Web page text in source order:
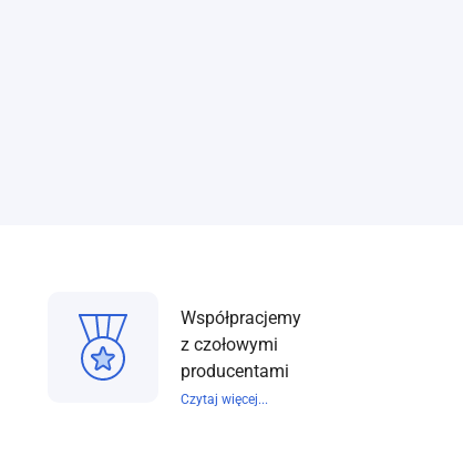
Współpracjemy
z czołowymi
producentami
Czytaj więcej...